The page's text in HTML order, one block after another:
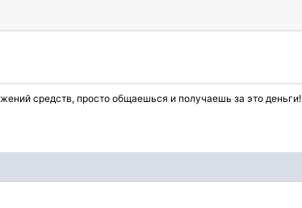
средств, просто общаешься и получаешь за это деньги!